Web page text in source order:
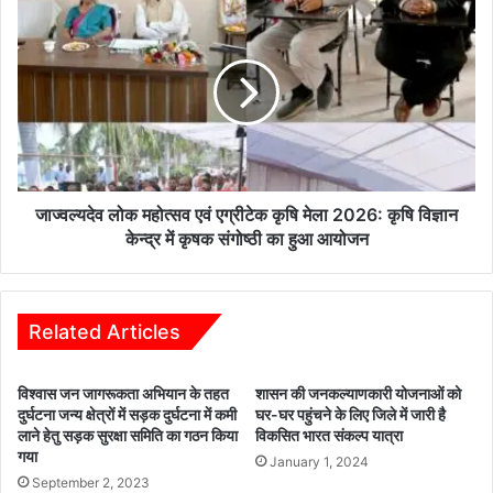
स्या
र
फे
ड
रे
ट
जा
ज्व
ल्य
लो
क
म
हो
ग्री
टे
कृ
षि
मे
ला
2
जाज्वल्यदेव लोक महोत्सव एवं एग्रीटेक कृषि मेला 2026: कृषि विज्ञान
केन्द्र में कृषक संगोष्ठी का हुआ आयोजन
Related Articles
विश्वास जन जागरूकता अभियान के तहत
दुर्घटना जन्य क्षेत्रों में सड़क दुर्घटना में कमी
लाने हेतु सड़क सुरक्षा समिति का गठन किया
गया
September 2, 2023
शासन की जनकल्याणकारी योजनाओं को
घर-घर पहुंचने के लिए जिले में जारी है
विकसित भारत संकल्प यात्रा
January 1, 2024